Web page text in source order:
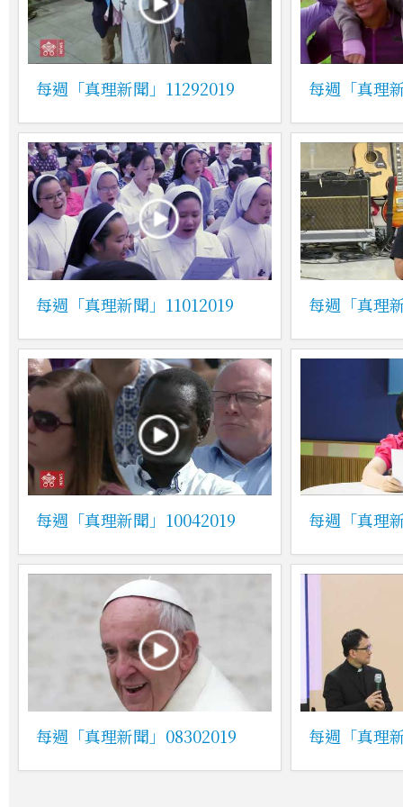
每週「真理新聞」11292019 每週「真理
每週「真理新聞」11012019 每週「真理
每週「真理新聞」10042019 每週「真理
每週「真理新聞」08302019 每週「真理